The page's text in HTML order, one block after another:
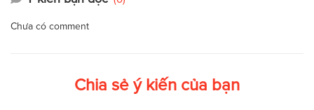
Chưa có comment
Chia sẻ ý kiến của bạn